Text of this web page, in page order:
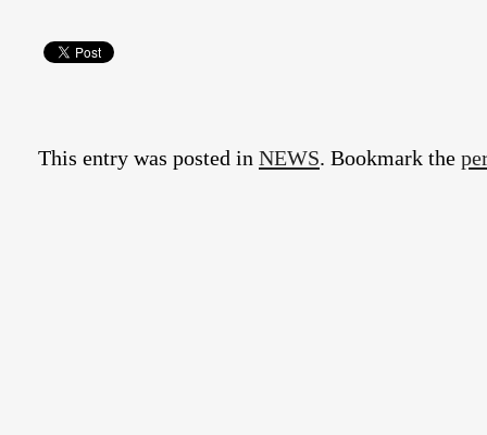
This entry was posted in NEWS. Bookmark the